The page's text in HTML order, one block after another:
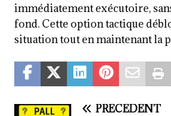
immédiatement exécutoire,
fond. Cette option tactique
situation tout en maintenant la
PRÉCÉDENT